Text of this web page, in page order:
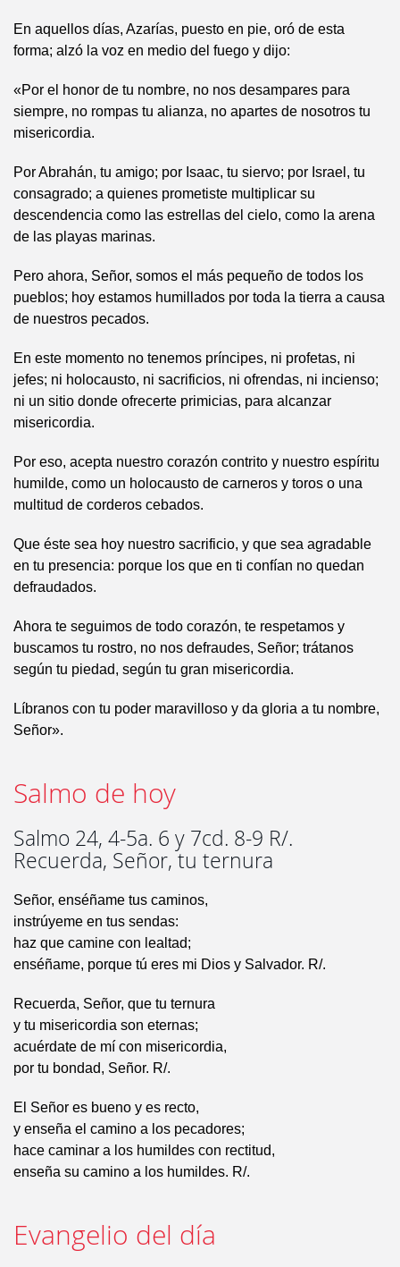
En aquellos días, Azarías, puesto en pie, oró de esta
forma; alzó la voz en medio del fuego y dijo:
«Por el honor de tu nombre, no nos desampares para
siempre, no rompas tu alianza, no apartes de nosotros tu
misericordia.
Por Abrahán, tu amigo; por Isaac, tu siervo; por Israel, tu
consagrado; a quienes prometiste multiplicar su
descendencia como las estrellas del cielo, como la arena
de las playas marinas.
Pero ahora, Señor, somos el más pequeño de todos los
pueblos; hoy estamos humillados por toda la tierra a causa
de nuestros pecados.
En este momento no tenemos príncipes, ni profetas, ni
jefes; ni holocausto, ni sacrificios, ni ofrendas, ni incienso;
ni un sitio donde ofrecerte primicias, para alcanzar
misericordia.
Por eso, acepta nuestro corazón contrito y nuestro espíritu
humilde, como un holocausto de carneros y toros o una
multitud de corderos cebados.
Que éste sea hoy nuestro sacrificio, y que sea agradable
en tu presencia: porque los que en ti confían no quedan
defraudados.
Ahora te seguimos de todo corazón, te respetamos y
buscamos tu rostro, no nos defraudes, Señor; trátanos
según tu piedad, según tu gran misericordia.
Líbranos con tu poder maravilloso y da gloria a tu nombre,
Señor».
Salmo de hoy
Salmo 24, 4-5a. 6 y 7cd. 8-9 R/.
Recuerda, Señor, tu ternura
Señor, enséñame tus caminos,
instrúyeme en tus sendas:
haz que camine con lealtad;
enséñame, porque tú eres mi Dios y Salvador. R/.
Recuerda, Señor, que tu ternura
y tu misericordia son eternas;
acuérdate de mí con misericordia,
por tu bondad, Señor. R/.
El Señor es bueno y es recto,
y enseña el camino a los pecadores;
hace caminar a los humildes con rectitud,
enseña su camino a los humildes. R/.
Evangelio del día